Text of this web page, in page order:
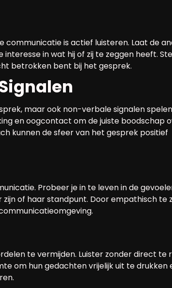
is actief luisteren. Laat de
in wat hij of zij te zeggen heeft.
betrokken bent bij het gesprek.
maar ook non-verbale signalen
en oogcontact om de juiste boodschap
kunnen de sfeer van het gesprek positief
Probeer je in te leven in de
of haar standpunt. Door empathisch te
te vermijden. Luister zonder direct te
om hun gedachten vrijelijk uit te drukken